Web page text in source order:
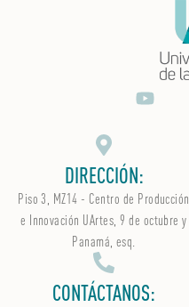
DIRECCIÓN:
Piso 3, MZ14 - Centro de Producción
e Innovación UArtes, 9 de octubre y
Panamá, esq.
CONTÁCTANOS: